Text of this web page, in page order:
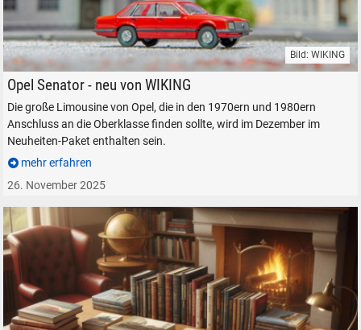
WIKING Fahrzeugmodell Opel Senator A1 Limousine H0 1:87
Bild: WIKING
Opel Senator - neu von WIKING
Die große Limousine von Opel, die in den 1970ern und 1980ern
Anschluss an die Oberklasse finden sollte, wird im Dezember im
Neuheiten-Paket enthalten sein.
mehr erfahren
26. November 2025